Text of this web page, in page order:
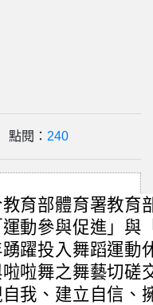
閱： 240
育部體育署教育
動參與促進」與
躍投入舞蹈運動
啦舞之舞藝切磋
我、建立自信、